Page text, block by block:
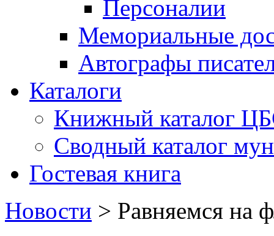
Персоналии
Мемориальные
Автографы
Каталоги
Книжный каталог
Сводный каталог
Гостевая книга
Новости > Равняемся на